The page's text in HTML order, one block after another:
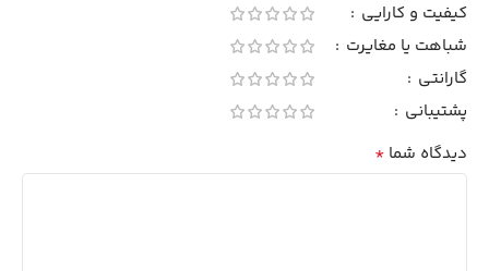
کیفیت و کارایی
شباهت یا مغایرت
گارانتی
پشتیبانی
دیدگاه شما *